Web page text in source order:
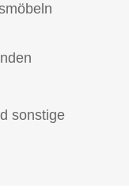
sonstige